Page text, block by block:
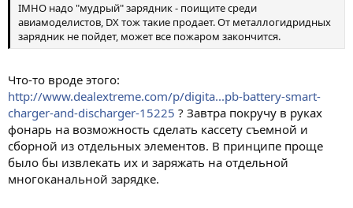
IMHO надо "мудрый" зарядник - поищите среди
авиамоделистов, DX тож такие продает. От металлогидридных
зарядник не пойдет, может все пожаром закончится.
Что-то вроде этого:
http://www.dealextreme.com/p/digita...pb-battery-smart-
charger-and-discharger-15225 ? Завтра покручу в руках
фонарь на возможность сделать кассету съемной и
сборной из отдельных элементов. В принципе проще
было бы извлекать их и заряжать на отдельной
многоканальной зарядке.